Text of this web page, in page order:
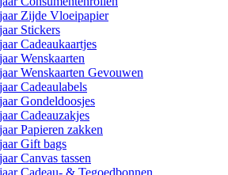
Zijde Vloeipapier
Stickers
Cadeaukaartjes
Wenskaarten
Wenskaarten Gevouwen
Cadeaulabels
Gondeldoosjes
Cadeauzakjes
Papieren zakken
Gift bags
Canvas tassen
Cadeau- & Tegoedbonnen